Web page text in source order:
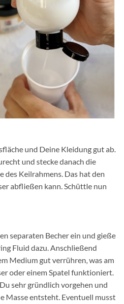
und Deine Kleidung gut ab.
und stecke danach die
des Keilrahmens. Das hat den
abfließen kann. Schüttle nun
separaten Becher ein und gieße
Fluid dazu. Anschließend
Medium gut verrühren, was am
oder einem Spatel funktioniert.
sehr gründlich vorgehen und
Masse entsteht. Eventuell musst